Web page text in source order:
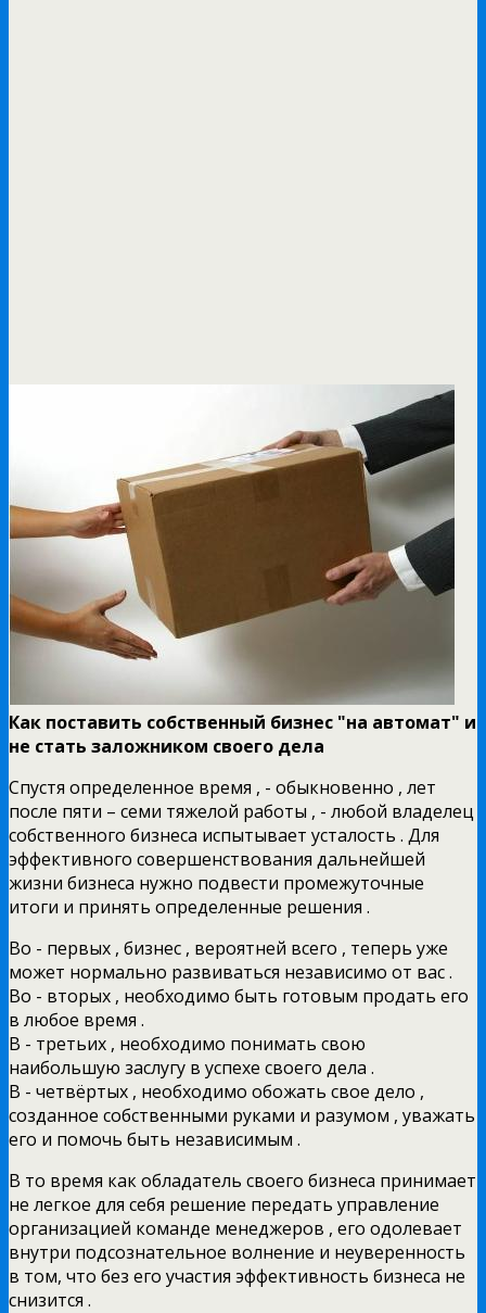
Как поставить собственный бизнес "на автомат" и
не стать заложником своего дела
Спустя определенное время , - обыкновенно , лет
после пяти – семи тяжелой работы , - любой владелец
собственного бизнеса испытывает усталость . Для
эффективного совершенствования дальнейшей
жизни бизнеса нужно подвести промежуточные
итоги и принять определенные решения .
Во - первых , бизнес , вероятней всего , теперь уже
может нормально развиваться независимо от вас .
Во - вторых , необходимо быть готовым продать его
в любое время .
В - третьих , необходимо понимать свою
наибольшую заслугу в успехе своего дела .
В - четвёртых , необходимо обожать свое дело ,
созданное собственными руками и разумом , уважать
его и помочь быть независимым .
В то время как обладатель своего бизнеса принимает
не легкое для себя решение передать управление
организацией команде менеджеров , его одолевает
внутри подсознательное волнение и неуверенность
в том, что без его участия эффективность бизнеса не
снизится .